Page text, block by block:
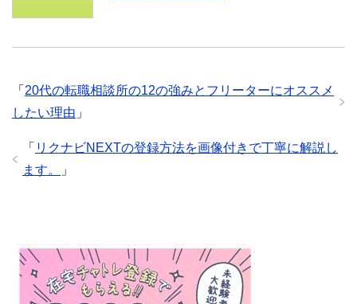
「 20代の転職相談所の12の強みとフリーターにオススメ
したい理由 」
「 リクナビNEXTの登録方法を画像付きで丁寧に解説し
ます。
」